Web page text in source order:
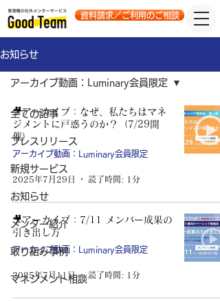
資料請求／ご利用のご相談
お知らせ
全ての記事
プレスリリース
新規サービス
お知らせ
メンター紹介
取り組み事例
マネジメント相談
アーカイブ動画：Luminary会員限定
🎥アーカイブ：なぜ、私たちはマネ
ジメントに戸惑うのか？（7/29開
催）
アーカイブ動画：Luminary会員限定
2025年7月29日 読了時間: 1分
🎥アーカイブ：7/11 メンバー成果の
引き出し方
アーカイブ動画：Luminary会員限定
2025年7月11日 読了時間: 1分